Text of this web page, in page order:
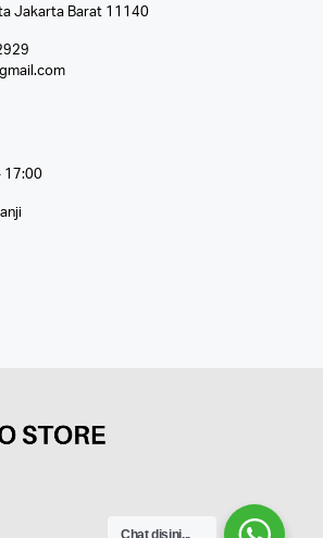
Jakarta Barat 11140
17:00
Chat disini...